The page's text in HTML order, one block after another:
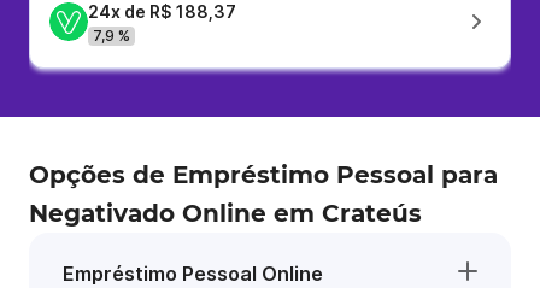
24x de R$ 188,37
7,9 %
Opções de Empréstimo Pessoal para
Negativado Online em Crateús
Empréstimo Pessoal Online